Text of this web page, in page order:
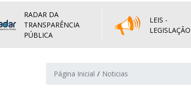
RADAR DA
TRANSPARÊNCIA
PÚBLICA
LEIS -
LEGISLAÇÃO
Página Inicial Noticias